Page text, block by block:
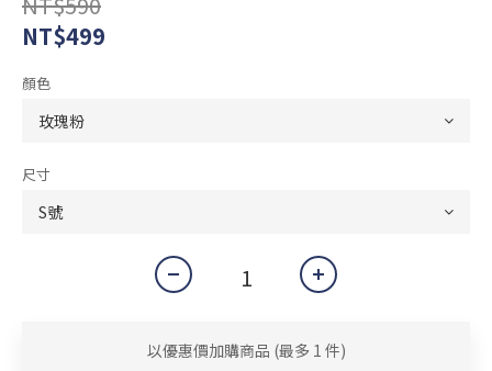
NT$499
顏色
尺寸
以優惠價加購商品 (最多 1 件)